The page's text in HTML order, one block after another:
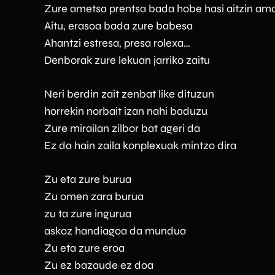
Zure ametsa prentsa bada hobe hasi aitzin
Aitu, erasoa bada zure babesa
Ahantzi estresa, presa rolexa…
Denborak zure lekuan jarriko zaitu
Neri berdin zait zenbat like dituzun
horrekin norbait izan nahi baduzu
Zure mirailan zilbor bat ageri da
Ez da hain zaila konplexuak mintzo dira
Zu eta zure burua
Zu omen zara burua
zu ta zure ingurua
askoz handiagoa da mundua
Zu eta zure eroa
Zu ez bazaude ez doa